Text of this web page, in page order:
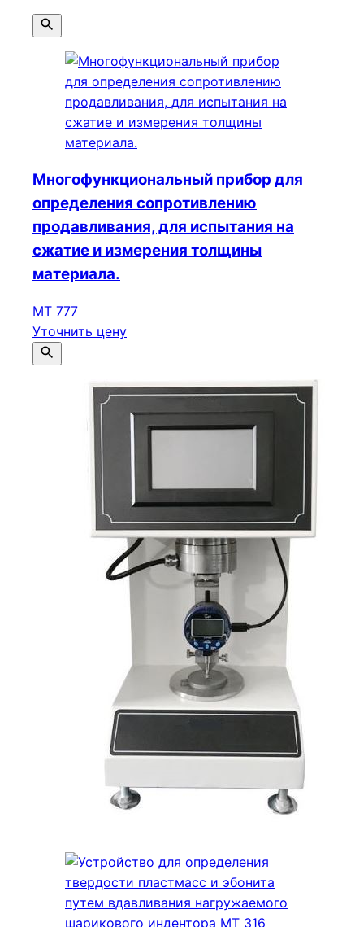
Многофункциональный прибор для
определения сопротивлению
продавливания, для испытания на
сжатие и измерения толщины
материала.
МТ 777
Уточнить цену